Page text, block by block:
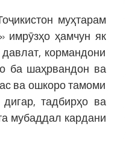
муҳтарам
имрӯзҳо ҳамчун як
кормандони
ба шаҳрвандон ва
ва ошкоро тамоми
тадбирҳо ва
мубаддал кардани